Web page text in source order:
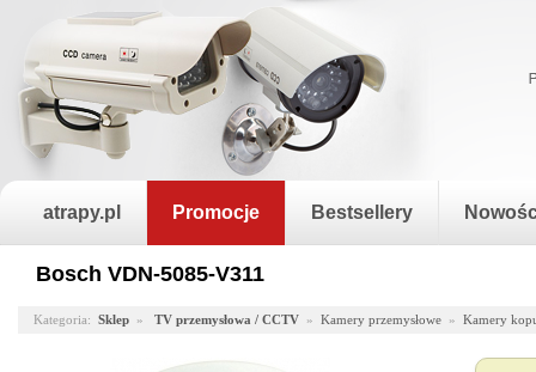
atrapy.pl Promocje Bestsellery
Bosch VDN-5085-V311
Kategoria: Sklep » TV przemysłowa / CCTV » Kamery przemysłowe » Kamery